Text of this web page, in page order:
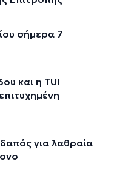
σήμερα 7
και η TUI
για λαθραία